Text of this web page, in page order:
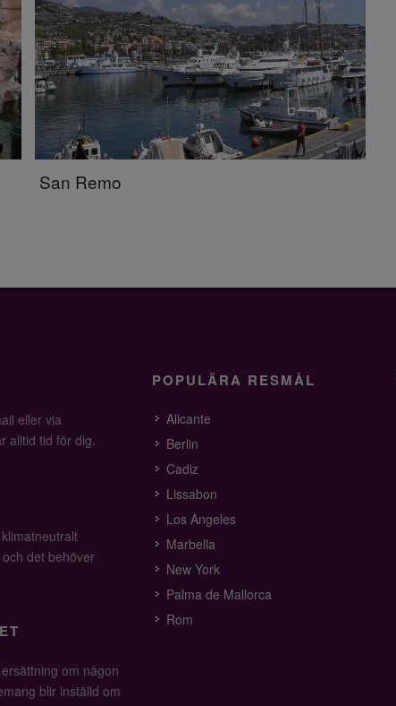
San Remo
eller via
alltid tid för dig.
det behöver
om någon
blir inställd om
POPULÄRA RESMÅL
Alicante
Berlin
Cadiz
Lissabon
Los Angeles
Marbella
New York
Palma de Mallorca
Rom